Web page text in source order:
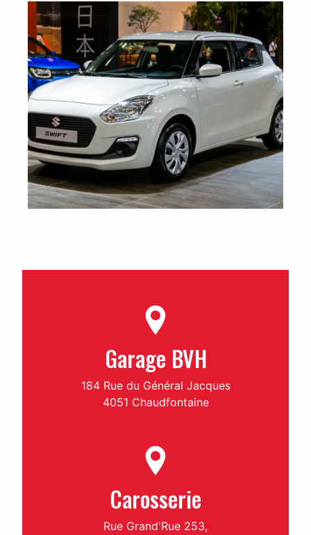
Garage BVH
184 Rue du Général Jacques
4051 Chaudfontaine
Carosserie
Rue Grand'Rue 253,